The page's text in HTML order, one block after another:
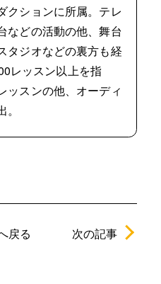
クションに所属。テレ
などの活動の他、舞台
タジオなどの裏方も経
レッスン以上を指
ッスンの他、オーディ
戻る 次の記事